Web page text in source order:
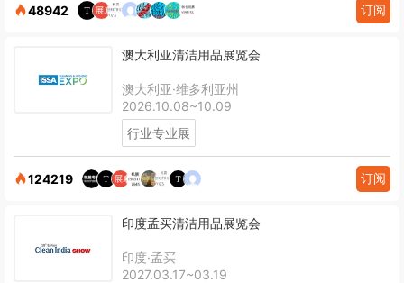
48942 订阅
澳大利亚清洁用品展览会
澳大利亚·维多利亚州
2026.10.08~10.09
行业专业展
124219 订阅
印度孟买清洁用品展览会
印度·孟买
2027.03.17~03.19